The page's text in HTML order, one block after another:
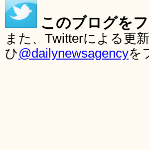
このブログを
また、Twitterによる更
ひ@dailynewsagencyを